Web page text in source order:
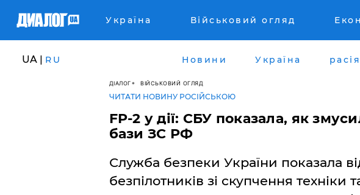
Україна Військовий огляд
UA | RU Новини Україна расія
ДІАЛОГ ВІЙСЬКОВИЙ ОГЛЯД
ЧИТАТИ НОВИНУ РОСІЙСЬКОЮ
FP-2 у дії: СБУ показала, як
бази ЗС РФ
Служба безпеки України показала
безпілотників зі скупчення техніки